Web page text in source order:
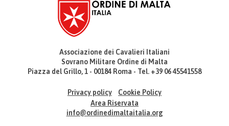
Associazione dei Cavalieri Italiani
Sovrano Militare Ordine di Malta
Piazza del Grillo, 1 - 00184 Roma - Tel. +39 06 45541558
Privacy policy
Cookie Policy
Area Riservata
info@ordinedimaltaitalia.org